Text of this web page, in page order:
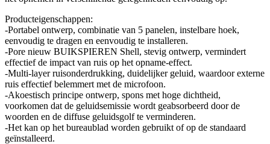
Producteigenschappen:
-Portabel ontwerp, combinatie van 5 panelen, instelbare hoek,
eenvoudig te dragen en eenvoudig te installeren.
-Pore nieuw BUIKSPIEREN Shell, stevig ontwerp, vermindert
effectief de impact van ruis op het opname-effect.
-Multi-layer ruisonderdrukking, duidelijker geluid, waardoor externe
ruis effectief belemmert met de microfoon.
-Akoestisch principe ontwerp, spons met hoge dichtheid,
voorkomen dat de geluidsemissie wordt geabsorbeerd door de
woorden en de diffuse geluidsgolf te verminderen.
-Het kan op het bureaublad worden gebruikt of op de standaard
geïnstalleerd.